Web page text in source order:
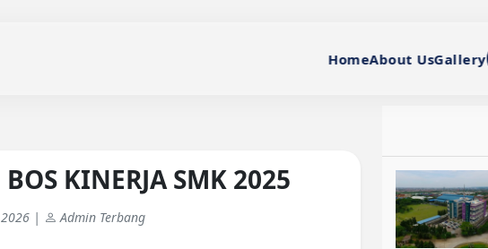
HomeAbout UsGallery
KINERJA SMK 2025
| Admin Terbang